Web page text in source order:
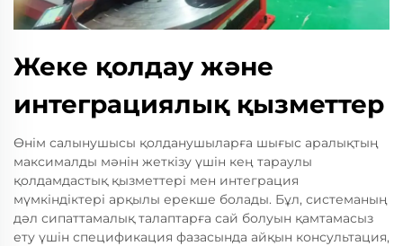
Жеке қолдау және
интеграциялық қызметтер
Өнім салынушысы қолданушыларға шығыс аралықтың
максималды мәнін жеткізу үшін кең тараулы
қолдамдастық қызметтері мен интеграция
мүмкіндіктері арқылы ерекше болады. Бұл, системаның
дәл сипаттамалық талаптарға сай болуын қамтамасыз
ету үшін спецификация фазасында айқын консультация,